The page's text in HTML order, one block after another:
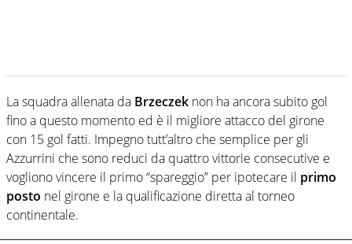
La squadra allenata da Brzeczek non ha ancora subito gol
fino a questo momento ed è il migliore attacco del girone
con 15 gol fatti. Impegno tutt’altro che semplice per gli
Azzurrini che sono reduci da quattro vittorie consecutive e
vogliono vincere il primo “spareggio” per ipotecare il primo
posto nel girone e la qualificazione diretta al torneo
continentale.